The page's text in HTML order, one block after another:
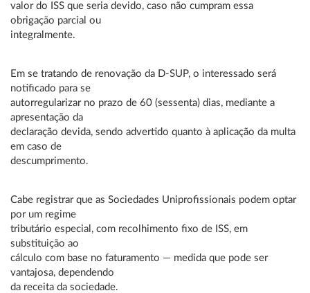
valor do ISS que seria devido, caso não cumpram essa
obrigação parcial ou
integralmente.
Em se tratando de renovação da D-SUP, o interessado será
notificado para se
autorregularizar no prazo de 60 (sessenta) dias, mediante a
apresentação da
declaração devida, sendo advertido quanto à aplicação da multa
em caso de
descumprimento.
Cabe registrar que as Sociedades Uniprofissionais podem optar
por um regime
tributário especial, com recolhimento fixo de ISS, em
substituição ao
cálculo com base no faturamento — medida que pode ser
vantajosa, dependendo
da receita da sociedade.